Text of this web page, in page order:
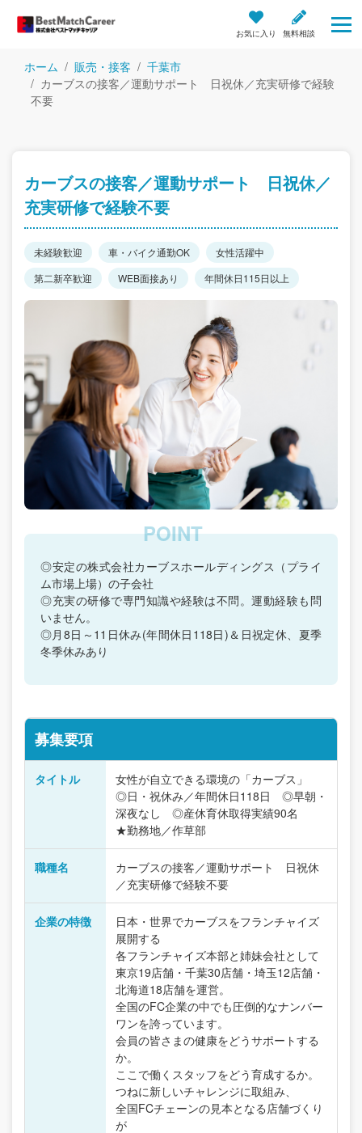
お気に入り 無料相談
ホーム 販売・接客
千葉市
カーブスの接客／運動サポート 日祝休／充実研修で経験
不要
カーブスの接客／運動サポート 日祝休／
充実研修で経験不要
未経験歓迎 車・バイク通勤OK
女性活躍中
第二新卒歓迎
WEB面接あり 年間休日115日以上
◎安定の株式会社カーブスホールディングス（プライ
ム市場上場）の子会社
◎充実の研修で専門知識や経験は不問。運動経験も問
いません。
◎月8日～11日休み(年間休日118日)＆日祝定休、夏季
冬季休みあり
募集要項
タイトル
女性が自立できる環境の「カーブス」
◎日・祝休み／年間休日118日 ◎早朝・
深夜なし ◎産休育休取得実績90名
★勤務地／作草部
職種名
カーブスの接客／運動サポート 日祝休
／充実研修で経験不要
企業の特徴
日本・世界でカーブスをフランチャイズ
展開する
各フランチャイズ本部と姉妹会社として
東京19店舗・千葉30店舗・埼玉12店舗・
北海道18店舗を運営。
全国のFC企業の中でも圧倒的なナンバー
ワンを誇っています。
会員の皆さまの健康をどうサポートする
か。
ここで働くスタッフをどう育成するか。
つねに新しいチャレンジに取組み、
全国FCチェーンの見本となる店舗づくり
が